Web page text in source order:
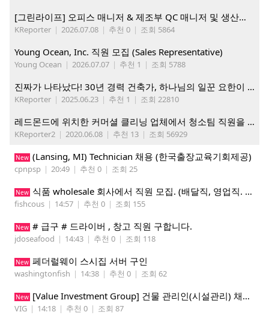
[그린라이프] 오피스 매니저 & 제조부 QC 매니저 및 생산직, 웨어하우스 직원 모집
KReporter | 2026.07.08 | 추천 0 | 조회 5864
Young Ocean, Inc. 직원 모집 (Sales Representative)
Young Ocean | 2026.07.07 | 추천 1 | 조회 5788
진짜가 나타났다! 30년 경력 건축가, 하나님의 일꾼 요한이 책임 시공합니다.
KReporter | 2025.06.23 | 추천 1 | 조회 22810
레드몬드에 위치한 커머셜 클리닝 업체에서 청소팀 직원을 모집합니다.
KReporter2 | 2020.06.08 | 추천 13 | 조회 56929
New (Lansing, MI) Technician 채용 (한국출장교육기회제공)
cpnpsp | 20:49 | 추천 0 | 조회 25
New 식품 wholesale 회사에서 직원 모집. (배달직, 영업직. 창고 관리직)
fishcous | 14:57 | 추천 0 | 조회 155
New # 급구 # 드라이버 , 창고 직원 구합니다.
jdoseafood | 14:43 | 추천 0 | 조회 118
New 페더럴웨이 스시집 서버 구인
washingtonfish | 14:38 | 추천 0 | 조회 62
New [Value Investment Group] 건물 관리인(시설관리) 채용 공고
VIG | 14:18 | 추천 0 | 조회 87